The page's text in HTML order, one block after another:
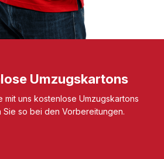
Umzugskartons
mit uns kostenlose Umzugskartons
Sie so bei den Vorbereitungen.